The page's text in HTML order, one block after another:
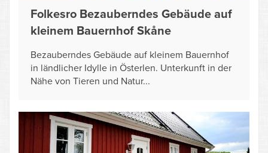
Folkesro Bezauberndes Gebäude auf
kleinem Bauernhof Skåne
Bezauberndes Gebäude auf kleinem Bauernhof
in ländlicher Idylle in Österlen. Unterkunft in der
Nähe von Tieren und Natur...